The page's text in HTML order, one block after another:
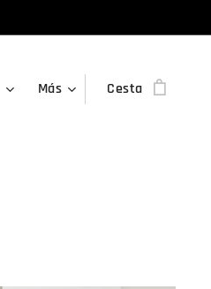
Más Cesta